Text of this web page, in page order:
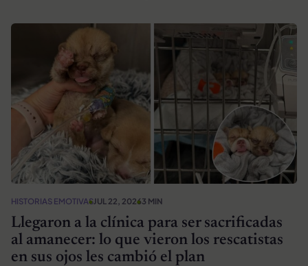
HISTORIAS EMOTIVASJUL 22, 20263 MIN
Llegaron a la clínica para ser sacrificadas
al amanecer: lo que vieron los rescatistas
en sus ojos les cambió el plan